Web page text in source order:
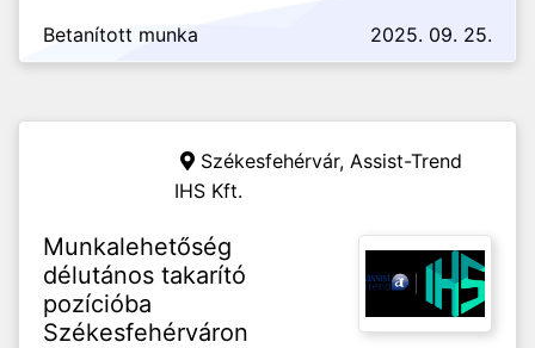
Betanított munka 2025. 09. 25.
Székesfehérvár, Assist-Trend
IHS Kft.
Munkalehetőség
délutános takarító
pozícióba
Székesfehérváron